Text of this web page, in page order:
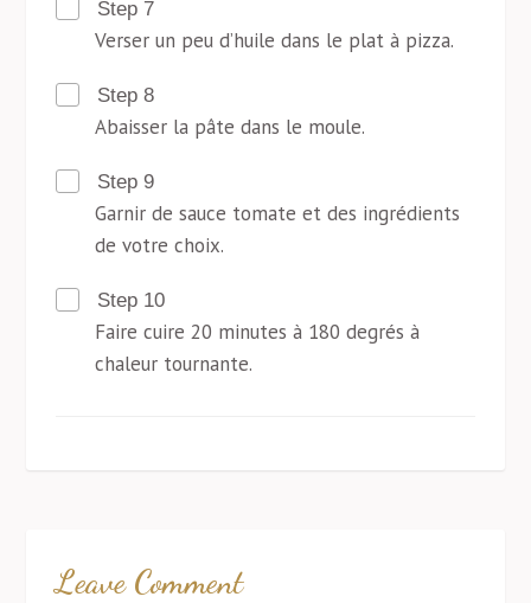
Step 7
Verser un peu d’huile dans le plat à pizza.
Step 8
Abaisser la pâte dans le moule.
Step 9
Garnir de sauce tomate et des ingrédients
de votre choix.
Step 10
Faire cuire 20 minutes à 180 degrés à
chaleur tournante.
Leave Comment